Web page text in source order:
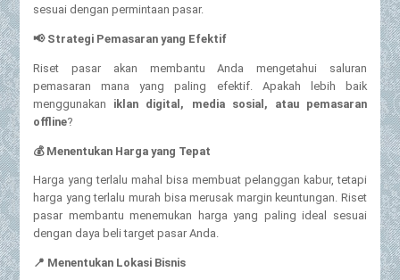
sesuai dengan permintaan pasar.
📢Strategi Pemasaran yang Efektif
Riset pasar akan membantu Anda mengetahui saluran
pemasaran mana yang paling efektif. Apakah lebih baik
menggunakan iklan digital, media sosial, atau pemasaran
offline?
💰Menentukan Harga yang Tepat
Harga yang terlalu mahal bisa membuat pelanggan kabur, tetapi
harga yang terlalu murah bisa merusak margin keuntungan. Riset
pasar membantu menemukan harga yang paling ideal sesuai
dengan daya beli target pasar Anda.
📍 Menentukan Lokasi Bisnis